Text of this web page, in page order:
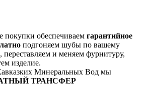
покупки обеспечиваем гарантийное
подгоняем шубы по вашему
переставляем и меняем фурнитуру,
изделие.
Минеральных Вод мы
ТРАНСФЕР